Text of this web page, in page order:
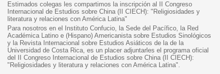
Estimados colegas les compartimos la inscripción al II Congreso
Internacional de Estudios sobre China (II CIECH): "Religiosidades y
literatura y relaciones con América Latina"
Para nosotros en el Instituto Confucio, la Sede del Pacífico, la Red
Académica Latino e (Hispano) Americanista sobre Estudios Sinológicos
y la Revista Internacional sobre Estudios Asiáticos de la de la
Universidad de Costa Rica, es un placer adjuntarles el programa oficial
del II Congreso Internacional de Estudios sobre China (II CIECH):
"Religiosidades y literatura y relaciones con América Latina".